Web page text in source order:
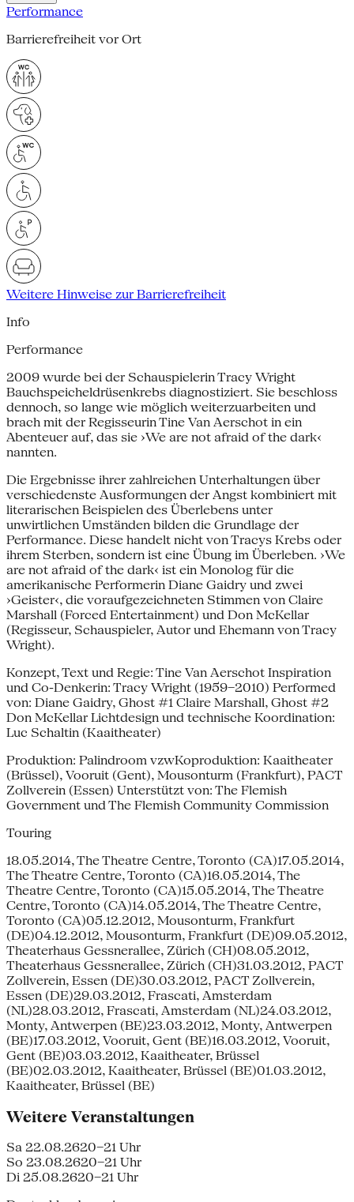
Performance
Barrierefreiheit vor Ort
Weitere Hinweise zur Barrierefreiheit
Info
Performance
2009 wurde bei der Schauspielerin Tracy Wright
Bauchspeicheldrüsenkrebs diagnostiziert. Sie beschloss
dennoch, so lange wie möglich weiterzuarbeiten und
brach mit der Regisseurin Tine Van Aerschot in ein
Abenteuer auf, das sie ›We are not afraid of the dark‹
nannten.
Die Ergebnisse ihrer zahlreichen Unterhaltungen über
verschiedenste Ausformungen der Angst kombiniert mit
literarischen Beispielen des Überlebens unter
unwirtlichen Umständen bilden die Grundlage der
Performance. Diese handelt nicht von Tracys Krebs oder
ihrem Sterben, sondern ist eine Übung im Überleben. ›We
are not afraid of the dark‹ ist ein Monolog für die
amerikanische Performerin Diane Gaidry und zwei
›Geister‹, die voraufgezeichneten Stimmen von Claire
Marshall (Forced Entertainment) und Don McKellar
(Regisseur, Schauspieler, Autor und Ehemann von Tracy
Wright).
Konzept, Text und Regie: Tine Van Aerschot Inspiration
und Co-Denkerin: Tracy Wright (1959–2010) Performed
von: Diane Gaidry, Ghost #1 Claire Marshall, Ghost #2
Don McKellar Lichtdesign und technische Koordination:
Luc Schaltin (Kaaitheater)
Produktion: Palindroom vzwKoproduktion: Kaaitheater
(Brüssel), Vooruit (Gent), Mousonturm (Frankfurt), PACT
Zollverein (Essen) Unterstützt von: The Flemish
Government und The Flemish Community Commission
Touring
18.05.2014, The Theatre Centre, Toronto (CA)17.05.2014,
The Theatre Centre, Toronto (CA)16.05.2014, The
Theatre Centre, Toronto (CA)15.05.2014, The Theatre
Centre, Toronto (CA)14.05.2014, The Theatre Centre,
Toronto (CA)05.12.2012, Mousonturm, Frankfurt
(DE)04.12.2012, Mousonturm, Frankfurt (DE)09.05.2012,
Theaterhaus Gessnerallee, Zürich (CH)08.05.2012,
Theaterhaus Gessnerallee, Zürich (CH)31.03.2012, PACT
Zollverein, Essen (DE)30.03.2012, PACT Zollverein,
Essen (DE)29.03.2012, Frascati, Amsterdam
(NL)28.03.2012, Frascati, Amsterdam (NL)24.03.2012,
Monty, Antwerpen (BE)23.03.2012, Monty, Antwerpen
(BE)17.03.2012, Vooruit, Gent (BE)16.03.2012, Vooruit,
Gent (BE)03.03.2012, Kaaitheater, Brüssel
(BE)02.03.2012, Kaaitheater, Brüssel (BE)01.03.2012,
Kaaitheater, Brüssel (BE)
Weitere Veranstaltungen
Sa 22.08.2620–21 Uhr
So 23.08.2620–21 Uhr
Di 25.08.2620–21 Uhr